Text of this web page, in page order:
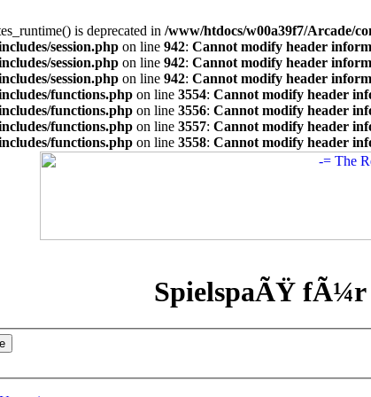
is deprecated in /www/htdocs/w00a39f7/Arcade/
session.php on line 942: Cannot modify header
session.php on line 942: Cannot modify header
session.php on line 942: Cannot modify header
functions.php on line 3554: Cannot modify header
functions.php on line 3556: Cannot modify header
functions.php on line 3557: Cannot modify header
functions.php on line 3558: Cannot modify header
SpielspaÃŸ